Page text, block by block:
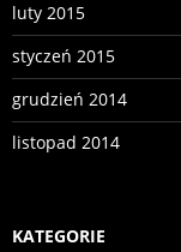
luty 2015
styczeń 2015
grudzień 2014
listopad 2014
KATEGORIE